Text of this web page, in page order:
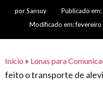
materiais
gratuitos
eventos
soluções
para
agronegócio
toldos
comunicação
visual
construção
civil
Transporte
e logística
armazenagem
lonas
porSansuy Publicado em:
Modificado em:
Início » Lonas para
feito o transporte de